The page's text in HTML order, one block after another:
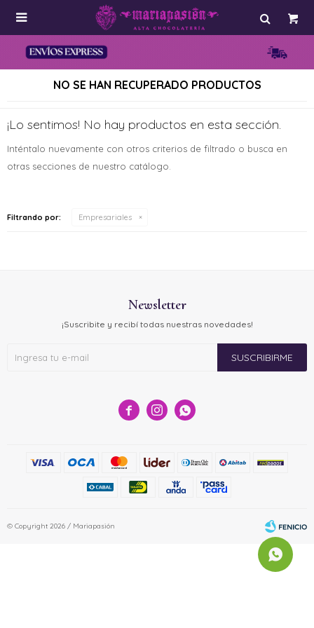

NO SE HAN RECUPERADO PRODUCTOS
¡Lo sentimos! No hay productos en esta sección.
Inténtalo nuevamente con otros criterios de filtrado o busca en
otras secciones de nuestro catálogo.
Filtrando por: Empresariales
  
Newsletter
¡Suscribite y recibí todas nuestras novedades!
SUSCRIBIRME
© Copyright 2026 / Mariapasión